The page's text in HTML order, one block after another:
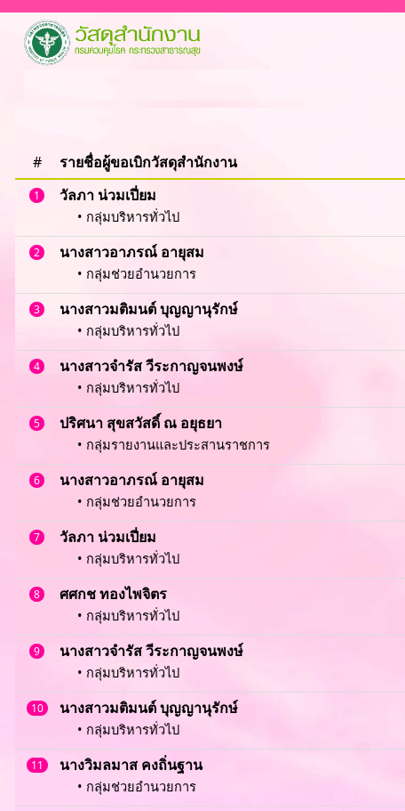
# รายชื่อผู้ขอเบิกวัสดุสำนักงาน
1 วัลภา น่วมเปี่ยม
• กลุ่มบริหารทั่วไป
2 นางสาวอาภรณ์ อายุสม
• กลุ่มช่วยอำนวยการ
3 นางสาวมติมนต์ บุญญานุรักษ์
• กลุ่มบริหารทั่วไป
4 นางสาวจำรัส วีระกาญจนพงษ์
• กลุ่มบริหารทั่วไป
5 ปริศนา สุขสวัสดิ์ ณ อยุธยา
• กลุ่มรายงานและประสานราชการ
6 นางสาวอาภรณ์ อายุสม
• กลุ่มช่วยอำนวยการ
7 วัลภา น่วมเปี่ยม
• กลุ่มบริหารทั่วไป
8 ศศกช ทองไพจิตร
• กลุ่มบริหารทั่วไป
9 นางสาวจำรัส วีระกาญจนพงษ์
• กลุ่มบริหารทั่วไป
10 นางสาวมติมนต์ บุญญานุรักษ์
• กลุ่มบริหารทั่วไป
11 นางวิมลมาส คงถิ่นฐาน
• กลุ่มช่วยอำนวยการ